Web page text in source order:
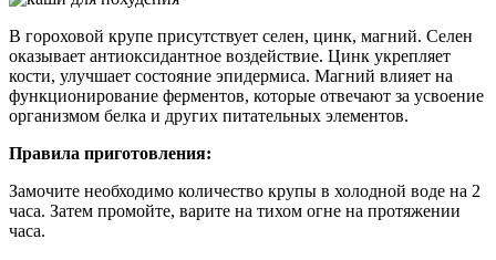
В гороховой крупе присутствует селен, цинк, магний. Селен
оказывает антиоксидантное воздействие. Цинк укрепляет
кости, улучшает состояние эпидермиса. Магний влияет на
функционирование ферментов, которые отвечают за усвоение
организмом белка и других питательных элементов.
Правила приготовления:
Замочите необходимо количество крупы в холодной воде на 2
часа. Затем промойте, варите на тихом огне на протяжении
часа.